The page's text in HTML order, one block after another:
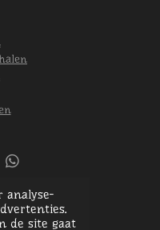
analyse-
de site gaat
W
a
t
s